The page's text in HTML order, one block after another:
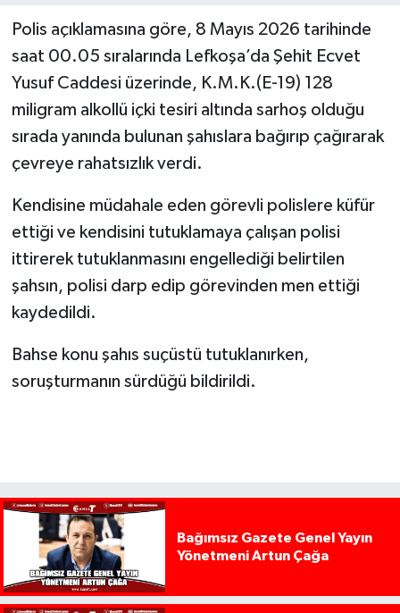
Polis açıklamasına göre, 8 Mayıs 2026 tarihinde
saat 00.05 sıralarında Lefkoşa’da Şehit Ecvet
Yusuf Caddesi üzerinde, K.M.K.(E-19) 128
miligram alkollü içki tesiri altında sarhoş olduğu
sırada yanında bulunan şahıslara bağırıp çağırarak
çevreye rahatsızlık verdi.
Kendisine müdahale eden görevli polislere küfür
ettiği ve kendisini tutuklamaya çalışan polisi
ittirerek tutuklanmasını engellediği belirtilen
şahsın, polisi darp edip görevinden men ettiği
kaydedildi.
Bahse konu şahıs suçüstü tutuklanırken,
soruşturmanın sürdüğü bildirildi.
Bağımsız Gazete Genel Yayın
Yönetmeni Artun Çağa